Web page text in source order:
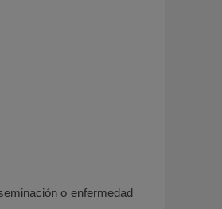
o enfermedad